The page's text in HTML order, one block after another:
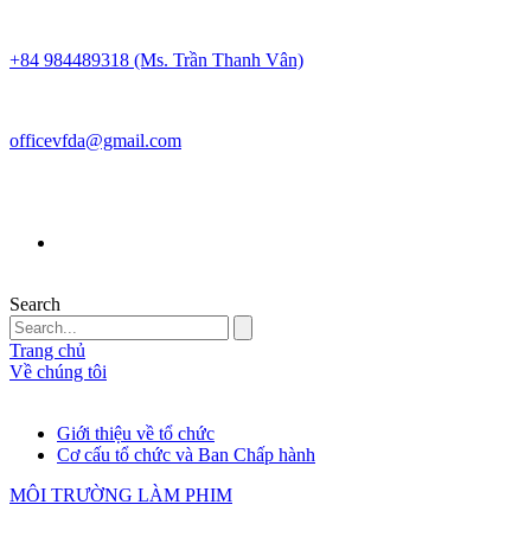
+84 984489318 (Ms. Trần Thanh Vân)
officevfda@gmail.com
Search
Trang chủ
Về chúng tôi
Giới thiệu về tổ chức
Cơ cấu tổ chức và Ban Chấp hành
MÔI TRƯỜNG LÀM PHIM